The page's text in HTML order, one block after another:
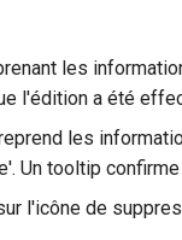
les
l'édition a été
les
Un tooltip
l'icône de